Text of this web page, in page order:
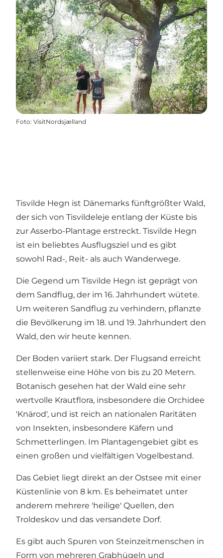
Foto: VisitNordsjælland
Tisvilde Hegn ist Dänemarks fünftgrößter Wald,
der sich von Tisvildeleje entlang der Küste bis
zur Asserbo-Plantage erstreckt. Tisvilde Hegn
ist ein beliebtes Ausflugsziel und es gibt
sowohl Rad-, Reit- als auch Wanderwege.
Die Gegend um Tisvilde Hegn ist geprägt von
dem Sandflug, der im 16. Jahrhundert wütete.
Um weiteren Sandflug zu verhindern, pflanzte
die Bevölkerung im 18. und 19. Jahrhundert den
Wald, den wir heute kennen.
Der Boden variiert stark. Der Flugsand erreicht
stellenweise eine Höhe von bis zu 20 Metern.
Botanisch gesehen hat der Wald eine sehr
wertvolle Krautflora, insbesondere die Orchidee
'Knärod', und ist reich an nationalen Raritäten
von Insekten, insbesondere Käfern und
Schmetterlingen. Im Plantagengebiet gibt es
einen großen und vielfältigen Vogelbestand.
Das Gebiet liegt direkt an der Ostsee mit einer
Küstenlinie von 8 km. Es beheimatet unter
anderem mehrere 'heilige' Quellen, den
Troldeskov und das versandete Dorf.
Es gibt auch Spuren von Steinzeitmenschen in
Form von mehreren Grabhügeln und